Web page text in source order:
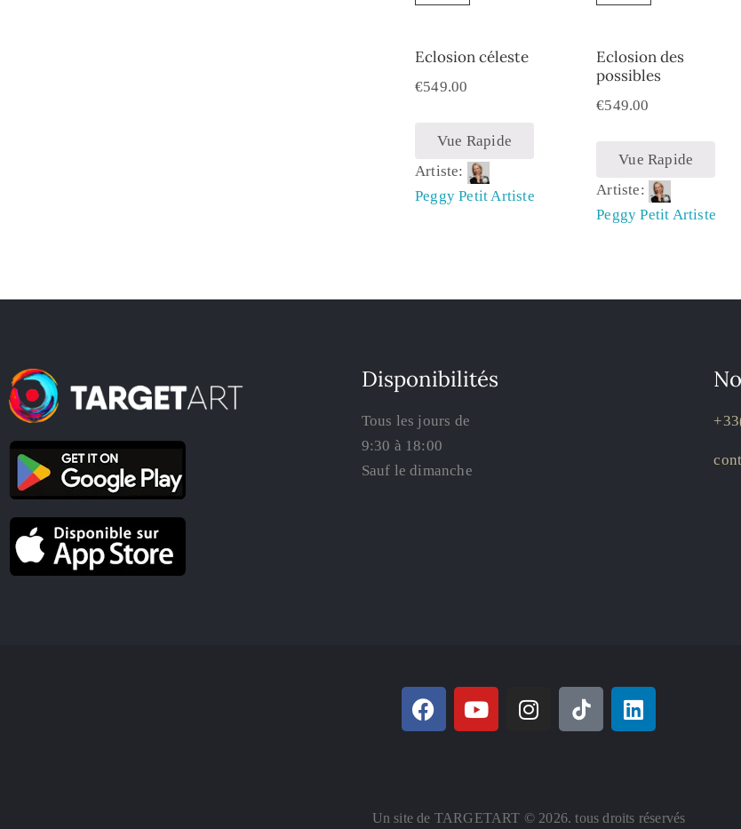
Eclosion céleste
€549.00
Vue Rapide
Artiste:
Peggy Petit Artiste
Eclosion des
possibles
€549.00
Vue Rapide
Artiste:
Peggy Petit Artiste
Disponibilités
Tous les jours de
9:30 à 18:00
Sauf le dimanche
Un site de TARGETART © 2026. tous droits réservés